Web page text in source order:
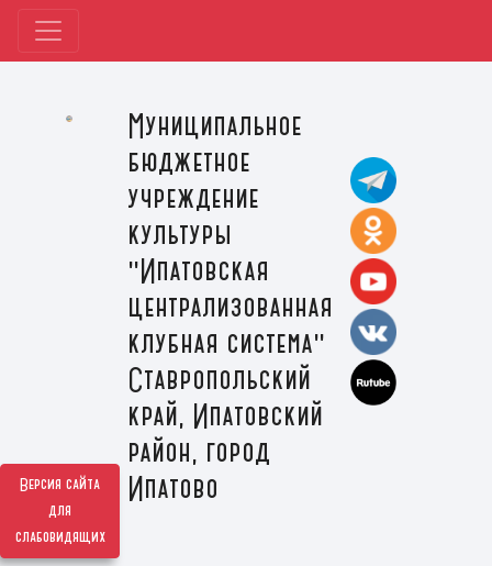
Версия сайта
для
слабовидящих
Муниципальное
бюджетное
учреждение
культуры
"Ипатовская
централизованная
клубная система"
Ставропольский
край, Ипатовский
район, город
Ипатово